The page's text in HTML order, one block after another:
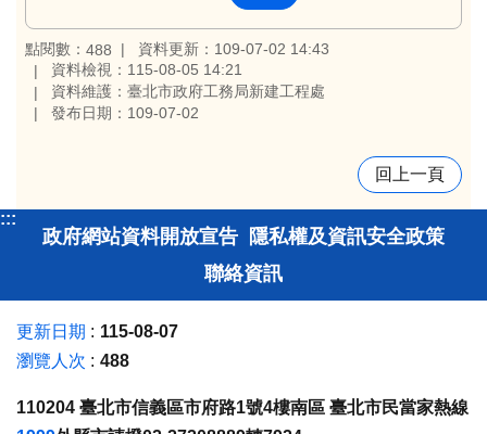
點閱數： 488
資料更新：109-07-02 14:43
資料檢視：115-08-05 14:21
資料維護：臺北市政府工務局新建工程處
發布日期：109-07-02
回上一頁
:::
政府網站資料開放宣告 隱私權及資訊安全政策
聯絡資訊
更新日期
115-08-07
瀏覽人次
488
110204 臺北市信義區市府路1號4樓南區 臺北市民當家熱線